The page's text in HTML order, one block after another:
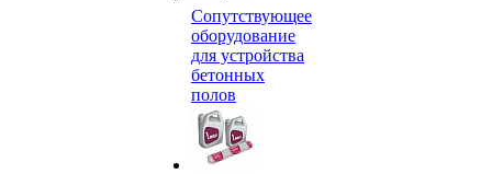
Сопутствующее
оборудование
для устройства
бетонных
полов